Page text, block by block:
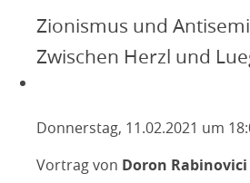
Zionismus und
Zwischen Herzl und
Donnerstag, 11.02.2021 um
Vortrag von Doron Rabinovici